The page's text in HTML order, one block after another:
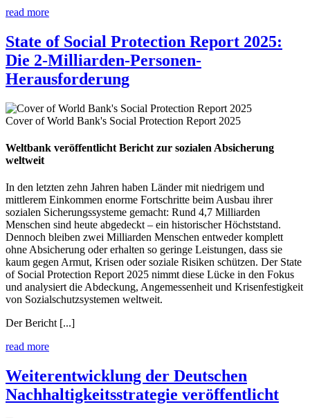
read more
State of Social Protection Report 2025:
Die 2-Milliarden-Personen-
Herausforderung
Cover of World Bank's Social Protection Report 2025
Weltbank veröffentlicht Bericht zur sozialen Absicherung
weltweit
In den letzten zehn Jahren haben Länder mit niedrigem und
mittlerem Einkommen enorme Fortschritte beim Ausbau ihrer
sozialen Sicherungssysteme gemacht: Rund 4,7 Milliarden
Menschen sind heute abgedeckt – ein historischer Höchststand.
Dennoch bleiben zwei Milliarden Menschen entweder komplett
ohne Absicherung oder erhalten so geringe Leistungen, dass sie
kaum gegen Armut, Krisen oder soziale Risiken schützen. Der State
of Social Protection Report 2025 nimmt diese Lücke in den Fokus
und analysiert die Abdeckung, Angemessenheit und Krisenfestigkeit
von Sozialschutzsystemen weltweit.
Der Bericht [...]
read more
Weiterentwicklung der Deutschen
Nachhaltigkeitsstrategie veröffentlicht